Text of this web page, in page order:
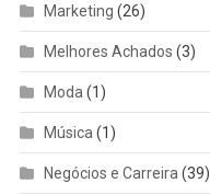
Marketing (26)
Melhores Achados (3)
Moda (1)
Música (1)
Negócios e Carreira (39)